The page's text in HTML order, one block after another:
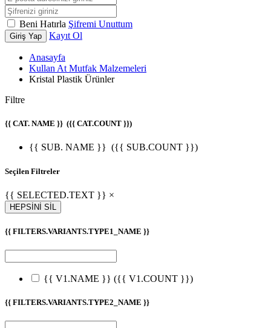
Beni Hatırla Şifremi Unuttum
Giriş Yap Kayıt Ol
Anasayfa
Kullan At Mutfak Malzemeleri
Kristal Plastik Ürünler
Filtre
{{ CAT. NAME }} ({{ CAT.COUNT }})
{{ SUB. NAME }} ({{ SUB.COUNT }})
Seçilen Filtreler
{{ SELECTED.TEXT }} ×
HEPSİNİ SİL
{{ FILTERS.VARIANTS.TYPE1_NAME }}
{{ V1.NAME }} ({{ V1.COUNT }})
{{ FILTERS.VARIANTS.TYPE2_NAME }}